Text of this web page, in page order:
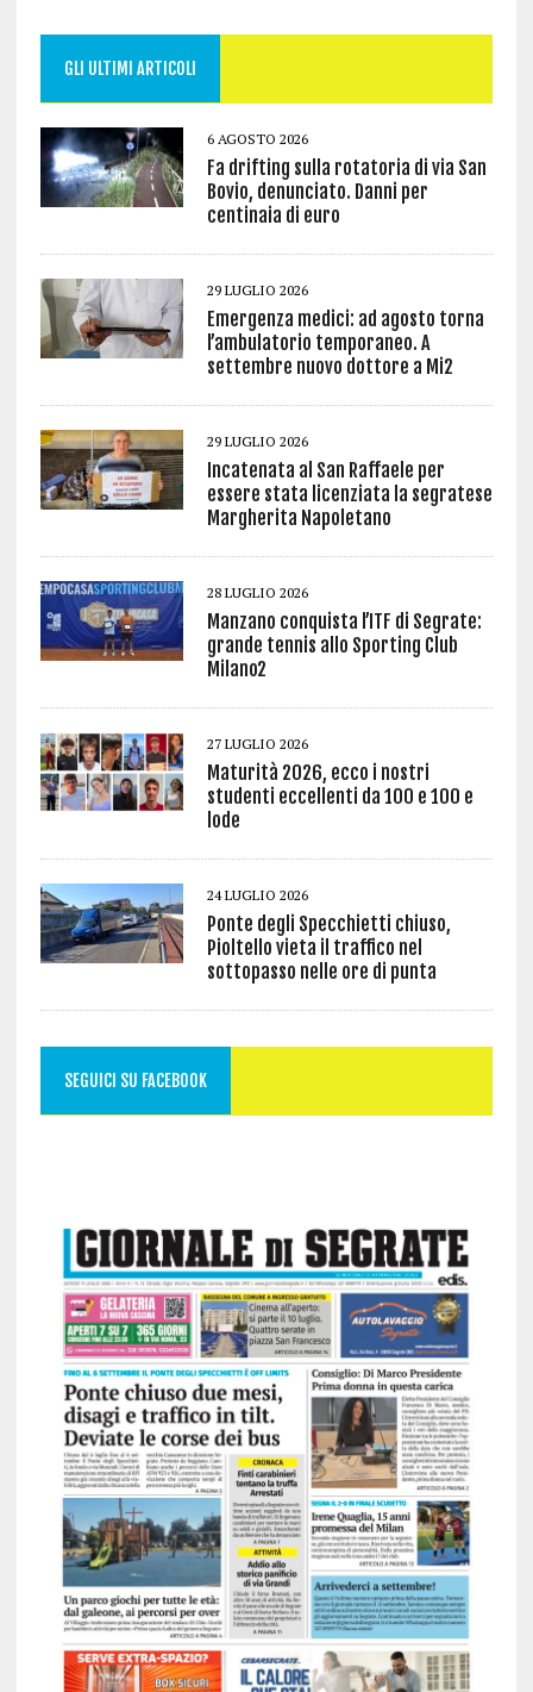
GLI ULTIMI ARTICOLI
6 AGOSTO 2026
Fa drifting sulla rotatoria di via San
Bovio, denunciato. Danni per
centinaia di euro
29 LUGLIO 2026
Emergenza medici: ad agosto torna
l’ambulatorio temporaneo. A
settembre nuovo dottore a Mi2
29 LUGLIO 2026
Incatenata al San Raffaele per
essere stata licenziata la segratese
Margherita Napoletano
28 LUGLIO 2026
Manzano conquista l’ITF di Segrate:
grande tennis allo Sporting Club
Milano2
27 LUGLIO 2026
Maturità 2026, ecco i nostri
studenti eccellenti da 100 e 100 e
lode
24 LUGLIO 2026
Ponte degli Specchietti chiuso,
Pioltello vieta il traffico nel
sottopasso nelle ore di punta
SEGUICI SU FACEBOOK